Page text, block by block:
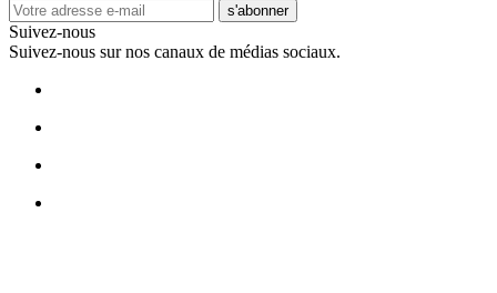
s'abonner
Suivez-nous
Suivez-nous sur nos canaux de médias sociaux.